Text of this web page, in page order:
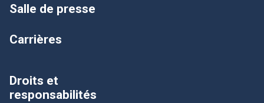
Salle de presse
Carrières
Droits et
responsabilités